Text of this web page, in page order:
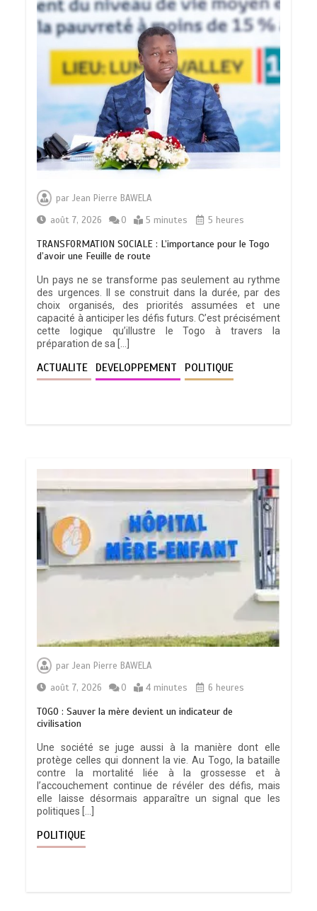
parJean Pierre BAWELA
août 7, 2026
0 5 minutes 5 heures
TRANSFORMATION SOCIALE : L’importance pour le Togo
d’avoir une Feuille de route
Un pays ne se transforme pas seulement au rythme
des urgences. Il se construit dans la durée, par des
choix organisés, des priorités assumées et une
capacité à anticiper les défis futurs. C’est précisément
cette logique qu’illustre le Togo à travers la
préparation de sa […]
ACTUALITE DEVELOPPEMENT POLITIQUE
parJean Pierre BAWELA
août 7, 2026
0 4 minutes 6 heures
TOGO : Sauver la mère devient un indicateur de
civilisation
Une société se juge aussi à la manière dont elle
protège celles qui donnent la vie. Au Togo, la bataille
contre la mortalité liée à la grossesse et à
l’accouchement continue de révéler des défis, mais
elle laisse désormais apparaître un signal que les
politiques […]
POLITIQUE